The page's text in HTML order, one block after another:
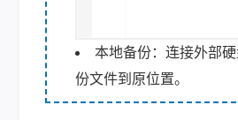
本地备份：连接外部
份文件到原位置。